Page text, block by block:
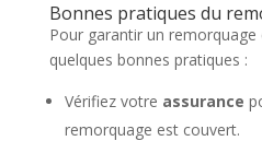
Bonnes pratiques du
Pour garantir un
quelques bonnes pratiques :
Vérifiez votre assurance
remorquage est couvert.